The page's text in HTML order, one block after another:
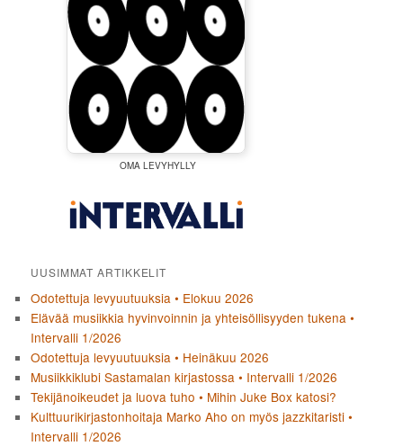
OMA LEVYHYLLY
UUSIMMAT ARTIKKELIT
Odotettuja levyuutuuksia • Elokuu 2026
Elävää musiikkia hyvinvoinnin ja yhteisöllisyyden tukena •
Intervalli 1/2026
Odotettuja levyuutuuksia • Heinäkuu 2026
Musiikkiklubi Sastamalan kirjastossa • Intervalli 1/2026
Tekijänoikeudet ja luova tuho • Mihin Juke Box katosi?
Kulttuurikirjastonhoitaja Marko Aho on myös jazzkitaristi •
Intervalli 1/2026